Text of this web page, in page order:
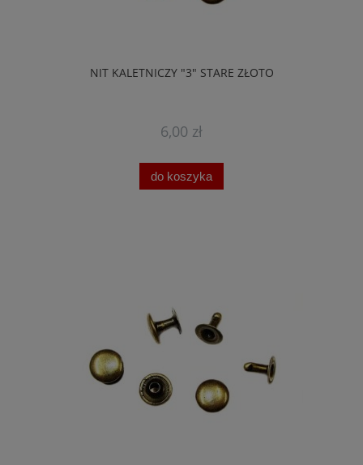
NIT KALETNICZY "3" STARE ZŁOTO
6,00 zł
do koszyka